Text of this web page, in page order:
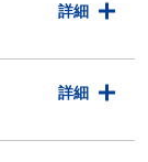
詳細
詳細